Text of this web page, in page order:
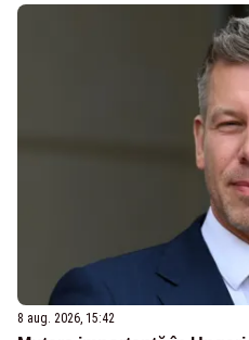
8 aug. 2026, 15:42